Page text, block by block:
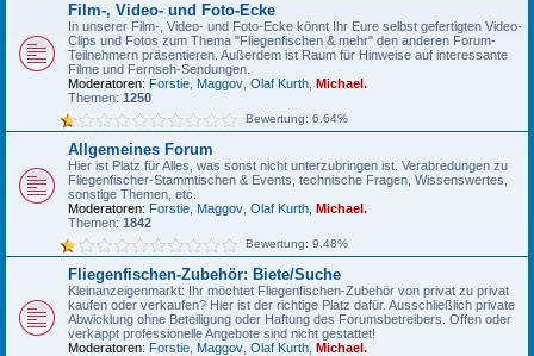
Film-, Video- und Foto-Ecke
In unserer Film-, Video- und Foto-Ecke könnt Ihr Eure selbst gefertigten Video-
Clips und Fotos zum Thema "Fliegenfischen & mehr" den anderen Forum-
Teilnehmern präsentieren. Außerdem ist Raum für Hinweise auf interessante
Filme und Fernseh-Sendungen.
Moderatoren: Forstie Maggov Olaf Kurth
Michael.
Themen: 1250
Bewertung: 6.64%
Allgemeines Forum
Hier ist Platz für Alles, was sonst nicht unterzubringen ist. Verabredungen zu
Fliegenfischer-Stammtischen & Events, technische Fragen, Wissenswertes,
sonstige Themen, etc.
Moderatoren: Forstie Maggov Olaf Kurth
Michael.
Themen: 1842
Bewertung: 9.48%
Fliegenfischen-Zubehör: Biete/Suche
Kleinanzeigenmarkt: Ihr möchtet Fliegenfischen-Zubehör von privat zu privat
kaufen oder verkaufen? Hier ist der richtige Platz dafür. Ausschließlich private
Abwicklung ohne Beteiligung oder Haftung des Forumsbetreibers. Offen oder
verkappt professionelle Angebote sind nicht gestattet!
Moderatoren: Forstie Maggov Olaf Kurth
Michael.